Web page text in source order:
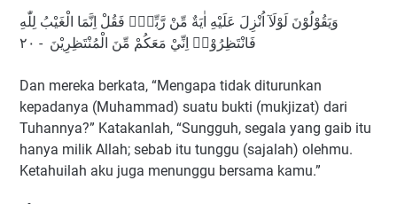
وَيَقُوْلُوْنَ لَوْلَآ اُنْزِلَ عَلَيْهِ اٰيَةٌ مِّنْ رَّبِّهٖۚ فَقُلْ اِنَّمَا الْغَيْبُ لِلّٰهِ
فَانْتَظِرُوْاۚ اِنِّيْ مَعَكُمْ مِّنَ الْمُنْتَظِرِيْنَ - ٢٠
Dan mereka berkata, “Mengapa tidak diturunkan
kepadanya (Muhammad) suatu bukti (mukjizat) dari
Tuhannya?” Katakanlah, “Sungguh, segala yang gaib itu
hanya milik Allah; sebab itu tunggu (sajalah) olehmu.
Ketahuilah aku juga menunggu bersama kamu.”